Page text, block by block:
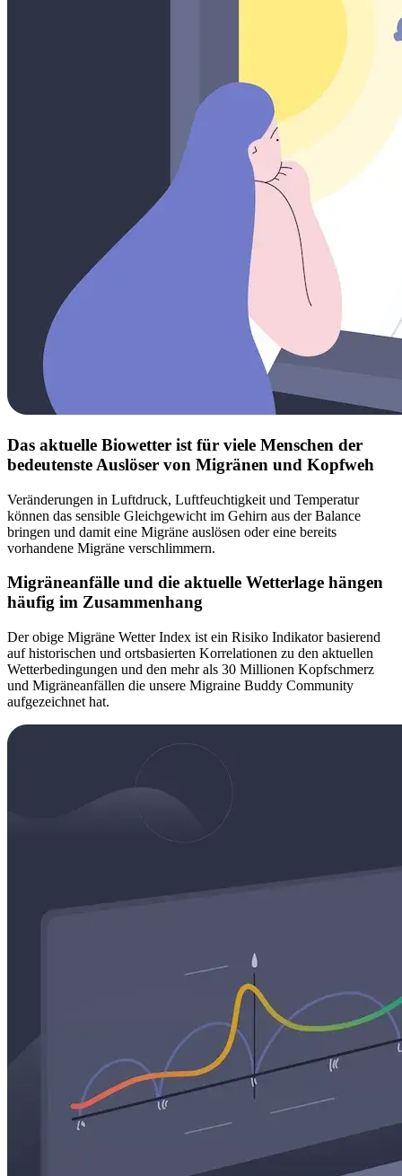
Das aktuelle Biowetter ist für viele Menschen der
bedeutenste Auslöser von Migränen und Kopfweh
Veränderungen in Luftdruck, Luftfeuchtigkeit und Temperatur
können das sensible Gleichgewicht im Gehirn aus der Balance
bringen und damit eine Migräne auslösen oder eine bereits
vorhandene Migräne verschlimmern.
Migräneanfälle und die aktuelle Wetterlage hängen
häufig im Zusammenhang
Der obige Migräne Wetter Index ist ein Risiko Indikator basierend
auf historischen und ortsbasierten Korrelationen zu den aktuellen
Wetterbedingungen und den mehr als 30 Millionen Kopfschmerz
und Migräneanfällen die unsere Migraine Buddy Community
aufgezeichnet hat.